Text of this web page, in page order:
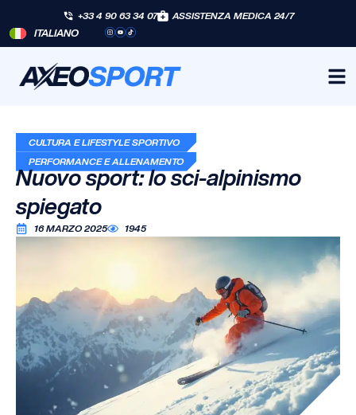
+33 4 90 63 34 07
ASSISTENZA MEDICA 24/7
ITALIANO
CULTURA E LIFESTYLE SPORTIVO
PERFORMANCE E ALLENAMENTO
Nuovo sport: lo sci-alpinismo
spiegato
16 MARZO 2025 1945